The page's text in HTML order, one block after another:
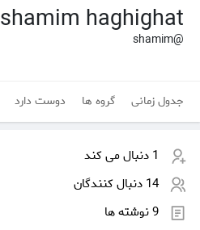
shamim haghighat
@shamim
جدول زمانی گروه ها دوست دارد
1 دنبال می کند
14 دنبال کنندگان
9 نوشته ها